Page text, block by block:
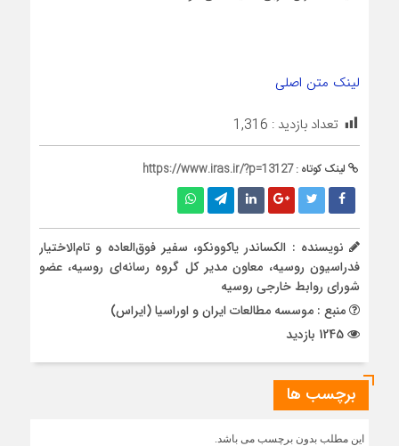
لینک متن اصلی
تعداد بازدید : 1,316
لینک کوتاه :https://www.iras.ir/?p=13127
نویسنده : الکساندر یاکوونکو، سفیر فوق‌العاده و تام‌الاختیار
فدراسیون روسیه، معاون مدیر کل گروه رسانه‌ای روسیه، عضو
شورای روابط خارجی روسیه
منبع : موسسه مطالعات ایران و اوراسیا (ایراس)
برچسب ها
این مطلب بدون برچسب می باشد.